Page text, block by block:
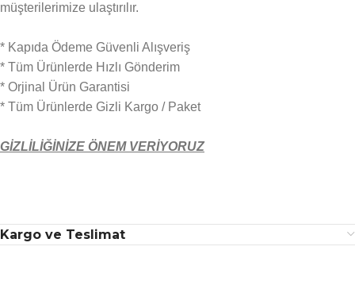
müşterilerimize ulaştırılır.
* Kapıda Ödeme Güvenli Alışveriş
* Tüm Ürünlerde Hızlı Gönderim
* Orjinal Ürün Garantisi
* Tüm Ürünlerde Gizli Kargo / Paket
GİZLİLİĞİNİZE ÖNEM VERİYORUZ
Kargo ve Teslimat